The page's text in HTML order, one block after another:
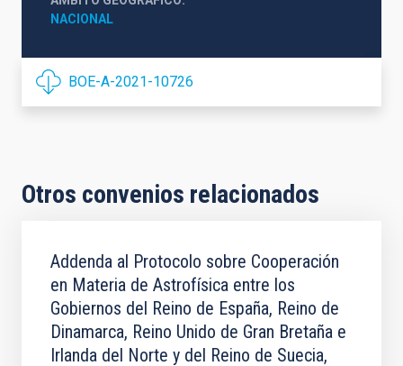
NACIONAL
BOE-A-2021-10726
Otros convenios relacionados
Addenda al Protocolo sobre Cooperación
en Materia de Astrofísica entre los
Gobiernos del Reino de España, Reino de
Dinamarca, Reino Unido de Gran Bretaña e
Irlanda del Norte y del Reino de Suecia,